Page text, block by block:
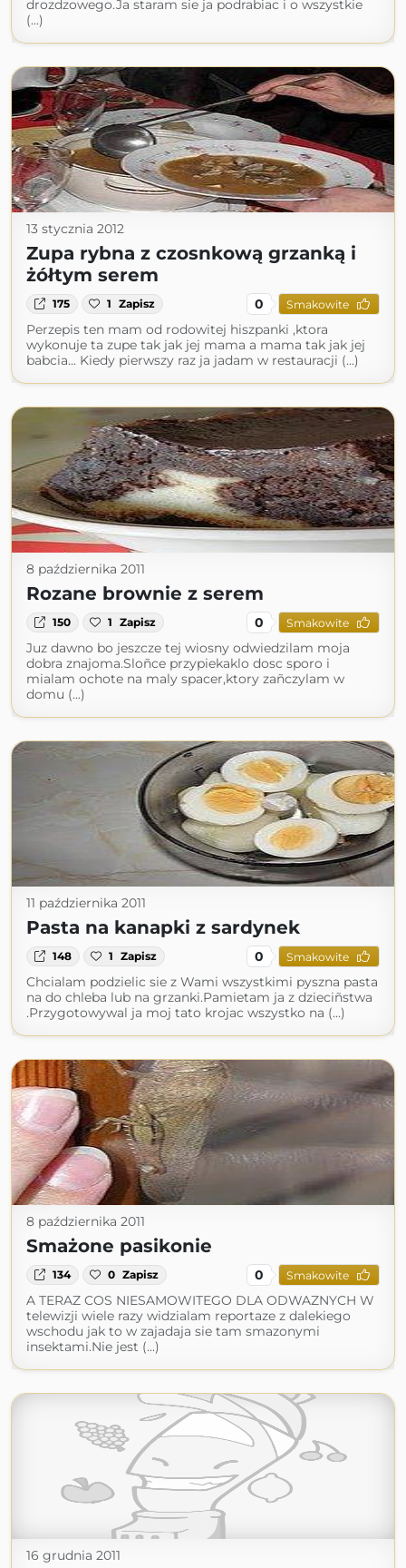
drozdzowego.Ja staram sie ja podrabiac i o wszystkie
(...)
13 stycznia 2012
Zupa rybna z czosnkową grzanką i
żółtym serem
175 1 Zapisz 0 Smakowite
Perzepis ten mam od rodowitej hiszpanki ,ktora
wykonuje ta zupe tak jak jej mama a mama tak jak jej
babcia... Kiedy pierwszy raz ja jadam w restauracji (...)
8 października 2011
Rozane brownie z serem
150 1 Zapisz 0 Smakowite
Juz dawno bo jeszcze tej wiosny odwiedzilam moja
dobra znajoma.Sloñce przypiekaklo dosc sporo i
mialam ochote na maly spacer,ktory zañczylam w
domu (...)
11 października 2011
Pasta na kanapki z sardynek
148 1 Zapisz 0 Smakowite
Chcialam podzielic sie z Wami wszystkimi pyszna pasta
na do chleba lub na grzanki.Pamietam ja z dzieciñstwa
.Przygotowywal ja moj tato krojac wszystko na (...)
8 października 2011
Smażone pasikonie
134 0 Zapisz 0 Smakowite
A TERAZ COS NIESAMOWITEGO DLA ODWAZNYCH W
telewizji wiele razy widzialam reportaze z dalekiego
wschodu jak to w zajadaja sie tam smazonymi
insektami.Nie jest (...)
16 grudnia 2011